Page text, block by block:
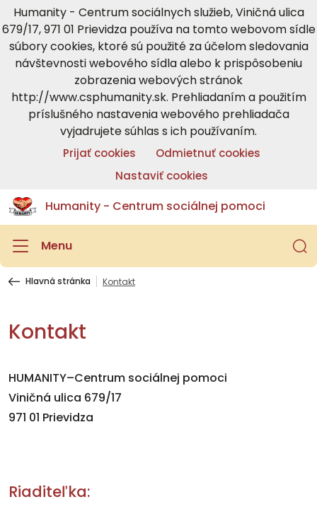
Humanity - Centrum sociálnych služieb, Viničná ulica
679/17, 971 01 Prievidza používa na tomto webovom sídle
súbory cookies, ktoré sú použité za účelom sledovania
návštevnosti webového sídla alebo k prispôsobeniu
zobrazenia webových stránok
http://www.csphumanity.sk. Prehliadaním a použitím
príslušného nastavenia webového prehliadača
vyjadrujete súhlas s ich používaním.
Prijať cookies
Odmietnuť cookies
Nastaviť cookies
Humanity - Centrum sociálnej pomoci
Menu
Hlavná stránka Kontakt
Kontakt
HUMANITY–Centrum sociálnej pomoci
Viničná ulica 679/17
971 01 Prievidza
Riaditeľka: